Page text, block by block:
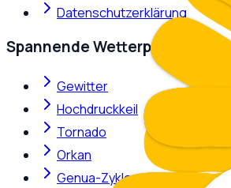
Datenschutzerklärung
Spannende Wetterphänomene
Gewitter
Hochdruckkeil
Tornado
Orkan
Genua-Zyklone